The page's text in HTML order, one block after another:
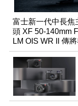
富士新一代中長焦
頭 XF 50-140mm
LM OIS WR II 傳
同步亮相